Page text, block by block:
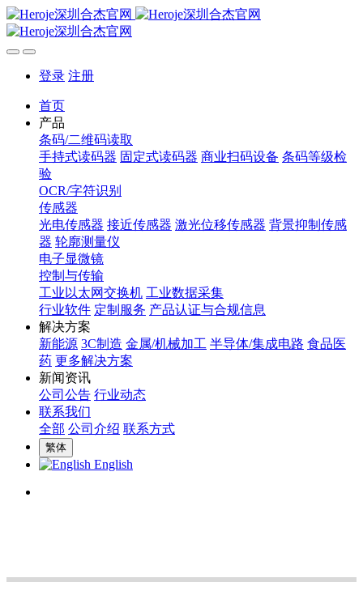
登录 注册
首页
产品
条码/二维码读取
手持式读码器 固定式读码器 商业扫码设备 条码等级检
验
OCR/字符识别
传感器
光电传感器 接近传感器 激光位移传感器 背景抑制传感
器 轮廓测量仪
电子显微镜
控制与传输
工业以太网交换机 工业数据采集
行业软件 定制服务 产品认证与合规信息
解决方案
新能源 3C制造 金属/机械加工 半导体/集成电路 食品医
药 更多解决方案
新闻资讯
公司公告 行业动态
联系我们
全部 公司介绍 联系方式
繁体
English